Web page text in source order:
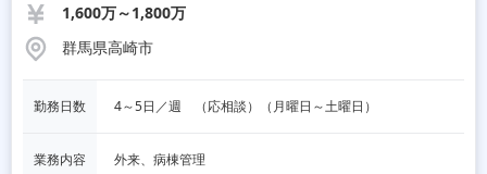
1,600万～1,800万
群馬県高崎市
勤務日数 4～5日／週　（応相談）（月曜日～土曜日）
業務内容 外来、病棟管理